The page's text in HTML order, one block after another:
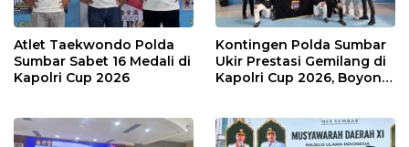
Atlet Taekwondo Polda
Sumbar Sabet 16 Medali di
Kapolri Cup 2026
Kontingen Polda Sumbar
Ukir Prestasi Gemilang di
Kapolri Cup 2026, Boyong